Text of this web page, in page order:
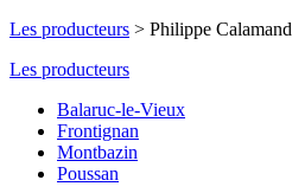
Les producteurs > Philippe Calamand
Les producteurs
Balaruc-le-Vieux
Frontignan
Montbazin
Poussan